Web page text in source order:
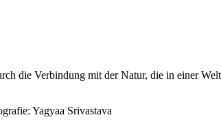
die Verbindung mit der Natur, die in einer
Yagyaa Srivastava